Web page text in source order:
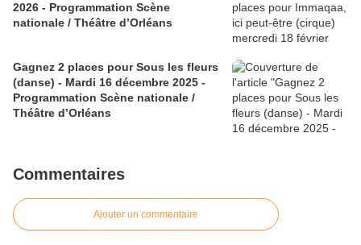
2026 - Programmation Scène
nationale / Théâtre d’Orléans
Gagnez 2 places pour Sous les fleurs
(danse) - Mardi 16 décembre 2025 -
Programmation Scène nationale /
Théâtre d’Orléans
Commentaires
Ajouter un commentaire